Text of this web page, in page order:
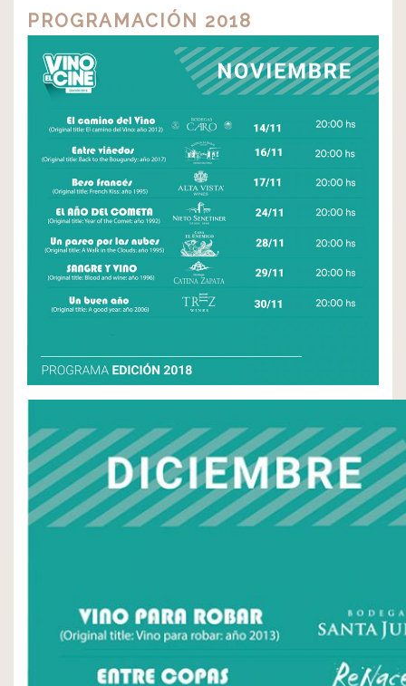
PROGRAMACIÓN 2018